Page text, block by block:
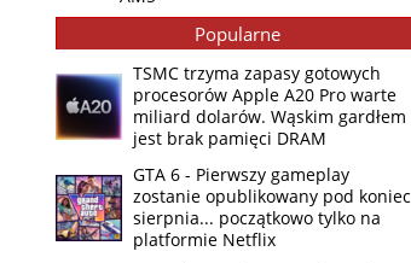
Popularne
TSMC trzyma zapasy gotowych
procesorów Apple A20 Pro warte
miliard dolarów. Wąskim gardłem
jest brak pamięci DRAM
GTA 6 - Pierwszy gameplay
zostanie opublikowany pod koniec
sierpnia... początkowo tylko na
platformie Netflix